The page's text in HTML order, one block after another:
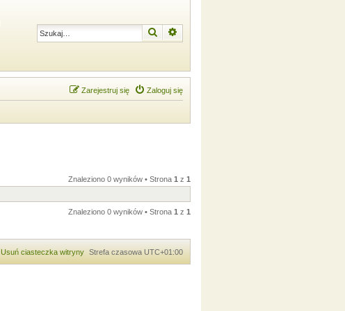
Szukaj
Zaloguj się
Zarejestruj się
Znaleziono 0 wyników • Strona 1 z 1
Znaleziono 0 wyników • Strona 1 z 1
Strefa czasowa UTC+01:00
Usuń ciasteczka witryny